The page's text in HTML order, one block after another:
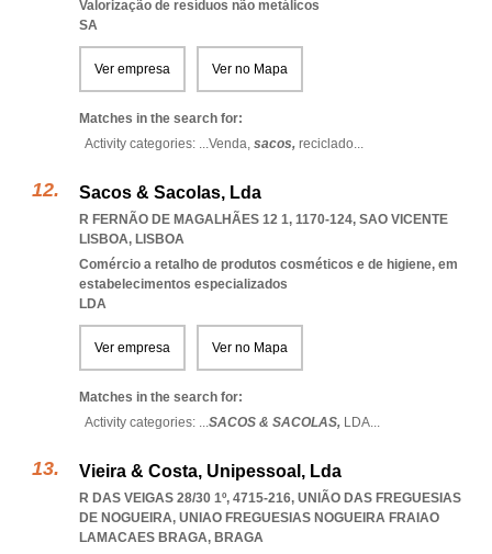
Valorização de resíduos não metálicos
SA
Ver empresa Ver no Mapa
Matches in the search for:
Activity categories: ...Venda, sacos, reciclado...
Sacos & Sacolas, Lda
R FERNÃO DE MAGALHÃES 12 1, 1170-124, SAO VICENTE
LISBOA, LISBOA
Comércio a retalho de produtos cosméticos e de higiene, em
estabelecimentos especializados
LDA
Ver empresa Ver no Mapa
Matches in the search for:
Activity categories: ...SACOS & SACOLAS, LDA...
Vieira & Costa, Unipessoal, Lda
R DAS VEIGAS 28/30 1º, 4715-216, UNIÃO DAS FREGUESIAS
DE NOGUEIRA, UNIAO FREGUESIAS NOGUEIRA FRAIAO
LAMACAES BRAGA, BRAGA